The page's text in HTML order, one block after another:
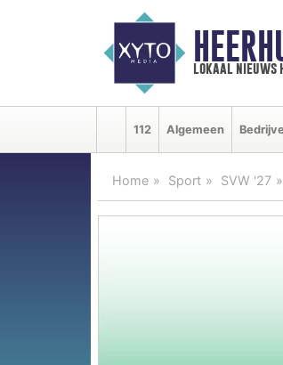
lokaal nieuws
112 Algemeen
Home Sport SVW '27